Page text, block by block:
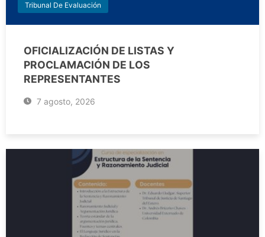
Tribunal De Evaluación
OFICIALIZACIÓN DE LISTAS Y
PROCLAMACIÓN DE LOS
REPRESENTANTES
7 agosto, 2026